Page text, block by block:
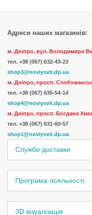
Адреси наших магазинів:
м. Дніпро, вул. Володимира
тел. +38 (067) 632-43-23
shop3@noviysvit.dp.ua
м. Дніпро, просп.
тел. +38 (067) 635-54-14
shop4@noviysvit.dp.ua
м. Дніпро, просп. Богдана
тел. +38 (067) 631-60-57
shop1@noviysvit.dp.ua
Служби доставки
Програма лояльності
3D візуалізація